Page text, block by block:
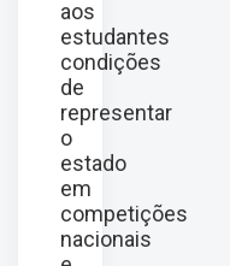
aos
estudantes
condições
de
representar
o
estado
em
competições
nacionais